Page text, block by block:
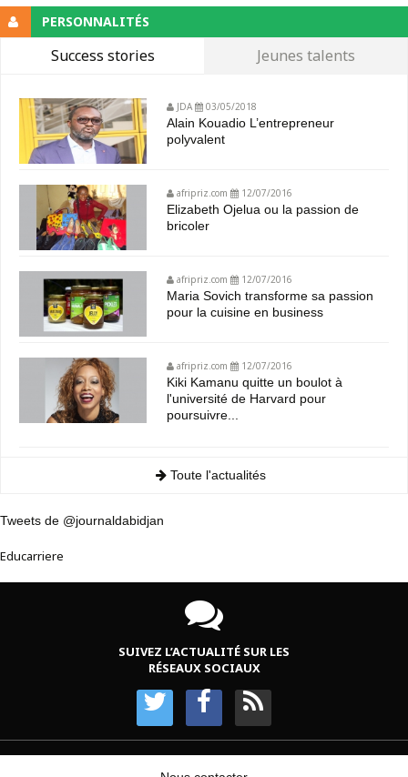
PERSONNALITÉS
Success stories Jeunes talents
JDA 03/05/2018
Alain Kouadio L’entrepreneur
polyvalent
afripriz.com 12/07/2016
Elizabeth Ojelua ou la passion de
bricoler
afripriz.com 12/07/2016
Maria Sovich transforme sa passion
pour la cuisine en business
afripriz.com 12/07/2016
Kiki Kamanu quitte un boulot à
l'université de Harvard pour
poursuivre...
Toute l'actualités
Tweets de @journaldabidjan
Educarriere
SUIVEZ L’ACTUALITÉ SUR LES
RÉSEAUX SOCIAUX